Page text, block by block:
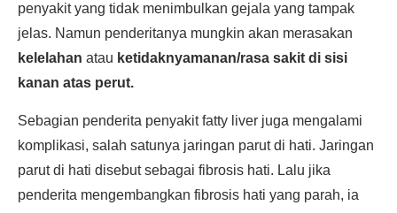
penyakit yang tidak menimbulkan gejala yang tampak
jelas. Namun penderitanya mungkin akan merasakan
kelelahan atau ketidaknyamanan/rasa sakit di sisi
kanan atas perut.
Sebagian penderita penyakit fatty liver juga mengalami
komplikasi, salah satunya jaringan parut di hati. Jaringan
parut di hati disebut sebagai fibrosis hati. Lalu jika
penderita mengembangkan fibrosis hati yang parah, ia